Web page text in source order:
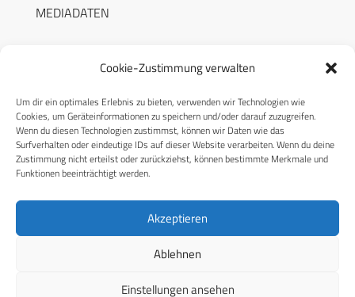
Cookie-Zustimmung verwalten
Um dir ein optimales Erlebnis zu bieten, verwenden wir Technologien wie
Cookies, um Geräteinformationen zu speichern und/oder darauf zuzugreifen.
Wenn du diesen Technologien zustimmst, können wir Daten wie das
Surfverhalten oder eindeutige IDs auf dieser Website verarbeiten. Wenn du deine
Zustimmung nicht erteilst oder zurückziehst, können bestimmte Merkmale und
Funktionen beeinträchtigt werden.
Akzeptieren
Ablehnen
Einstellungen ansehen
MEDIADATEN
RECHTLICHES
Datenschutzerklärung
Cookie-Richtlinie (EU)